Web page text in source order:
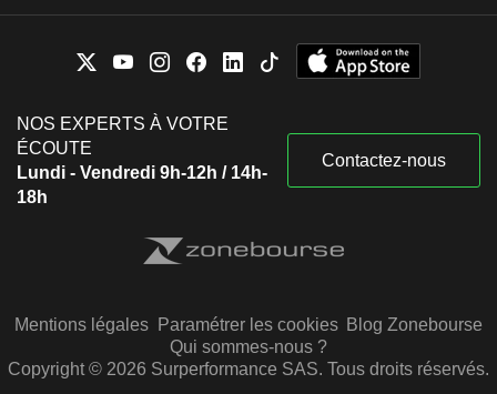
NOS EXPERTS À VOTRE
ÉCOUTE
Lundi - Vendredi 9h-12h / 14h-
18h
Contactez-nous
Mentions légales Paramétrer les cookies Blog Zonebourse
Qui sommes-nous ?
Copyright © 2026 Surperformance SAS. Tous droits réservés.